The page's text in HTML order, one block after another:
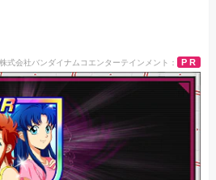
PR